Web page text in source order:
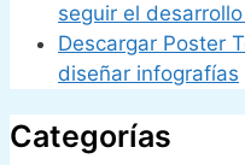
seguir el
Descargar Poster
diseñar infografías
Categorías